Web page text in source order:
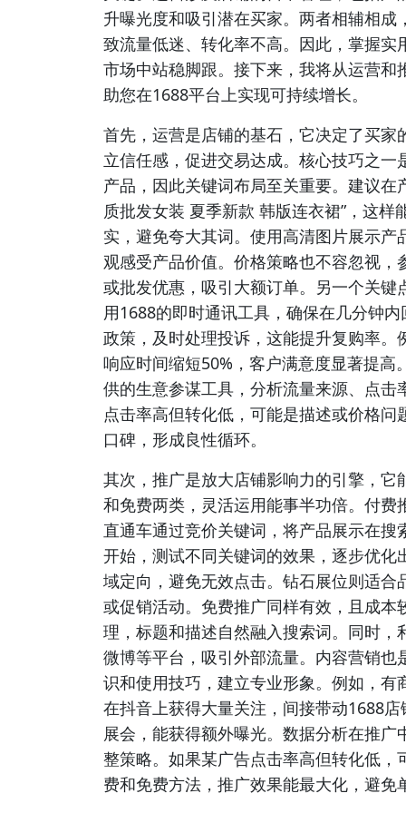
升曝光度和吸引潜在买家。两者相辅相
致流量低迷、转化率不高。因此，掌握
市场中站稳脚跟。接下来，我将从运营
助您在1688平台上实现可持续增长。
首先，运营是店铺的基石，它决定了买
立信任感，促进交易达成。核心技巧之
产品，因此关键词布局至关重要。建议
质批发女装 夏季新款 韩版连衣裙”，这
实，避免夸大其词。使用高清图片展示
观感受产品价值。价格策略也不容忽视
或批发优惠，吸引大额订单。另一个关
用1688的即时通讯工具，确保在几分钟
政策，及时处理投诉，这能提升复购率
响应时间缩短50%，客户满意度显著提高
供的生意参谋工具，分析流量来源、点
点击率高但转化低，可能是描述或价格
口碑，形成良性循环。
其次，推广是放大店铺影响力的引擎，
和免费两类，灵活运用能事半功倍。付
直通车通过竞价关键词，将产品展示在
开始，测试不同关键词的效果，逐步优化
域定向，避免无效点击。钻石展位则适
或促销活动。免费推广同样有效，且成
理，标题和描述自然融入搜索词。同时
微博等平台，吸引外部流量。内容营销
识和使用技巧，建立专业形象。例如，有
在抖音上获得大量关注，间接带动1688
展会，能获得额外曝光。数据分析在推
整策略。如果某广告点击率高但转化低
费和免费方法，推广效果能最大化，避免